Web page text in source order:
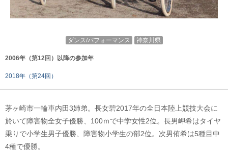
ダンス/パフォーマンス 神奈川県
2006年（第12回）以降の参加年
2018年（第24回）
茅ヶ崎市一輪車内田3姉弟。長女碧2017年の全日本陸上競技大会に
於いて障害物全女子優勝、100ｍで中学女性2位。長男岬希はタイヤ
乗りで小学生男子優勝、障害物小学生の部2位。次男侑希は5種目中
4種で優勝。